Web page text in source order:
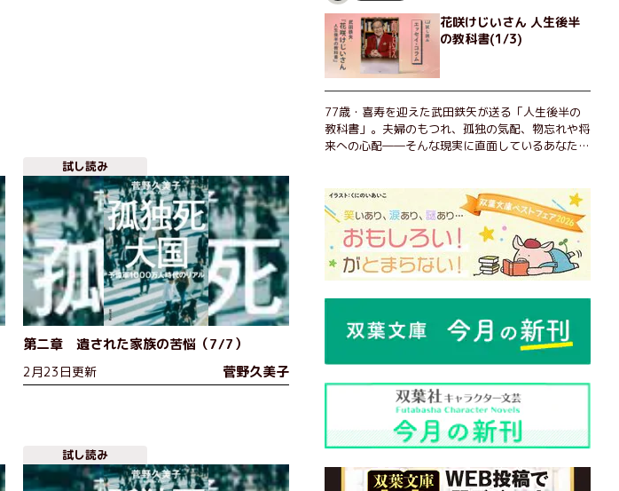
試し読み
第二章 遺された家族の苦悩（7/7）
2月23日更新 菅野久美子
試し読み
花咲けじいさん 人生後半
の教科書(1/3)
77歳・喜寿を迎えた武田鉄矢が送る「人生後半の
教科書」。夫婦のもつれ、孤独の気配、物忘れや将
来への心配――そんな現実に直面しているあなた
経験をもとに繰り出される持論は説得力満点。まだ
まだ人生これから！ 読むだけで前向きになれる一
冊。